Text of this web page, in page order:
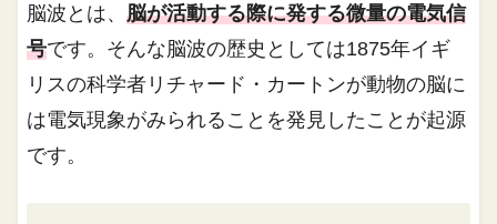
脳波とは、脳が活動する際に発する微量の電気信
号です。そんな脳波の歴史としては1875年イギ
リスの科学者リチャード・カートンが動物の脳に
は電気現象がみられることを発見したことが起源
です。